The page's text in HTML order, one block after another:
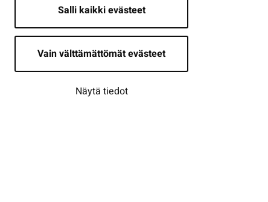
Salli kaikki evästeet
Vain välttämättömät evästeet
Näytä tiedot